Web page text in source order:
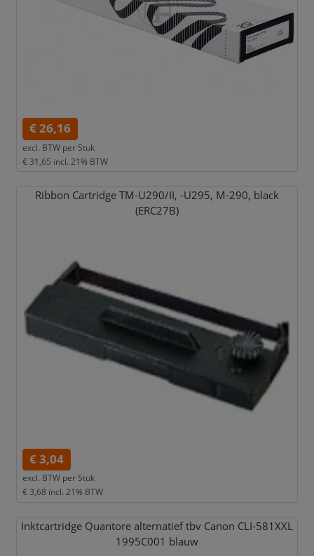
€ 26,16
excl. BTW per Stuk
€ 31,65 incl. 21% BTW
Ribbon Cartridge TM-U290/II, -U295, M-290, black
(ERC27B)
€ 3,04
excl. BTW per Stuk
€ 3,68 incl. 21% BTW
Inktcartridge Quantore alternatief tbv Canon CLI-581XXL
1995C001 blauw